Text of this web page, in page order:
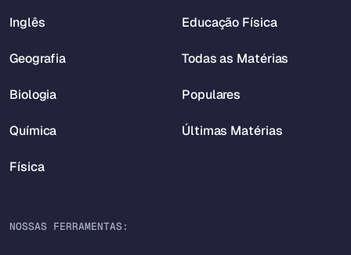
Inglês
Geografia
Biologia
Química
Física
Educação Física
Todas as Matérias
Populares
Últimas Matérias
NOSSAS FERRAMENTAS: